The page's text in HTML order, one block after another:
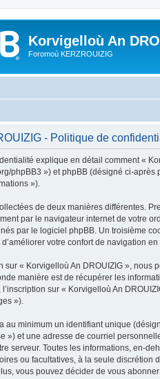
Korvigelloù An
Foromoù KERZROUIZIG
- Politique de
explique en détail comment «
phpBB3 ») et phpBB (désigné ci-
»).
de deux manières différentes.
par le navigateur internet de votre
par le logiciel phpBB. Un troisième
votre confort de navigation en
sur « Korvigelloù An DROUIZIG »,
manière est de récupérer les
l’inscription sur « Korvigelloù An
»).
au minimum un identifiant unique
») et une adresse de courriel
serveur. Toutes les informations, en-
ou facultatives, à la seule discrétion
vous pouvez décider de vous